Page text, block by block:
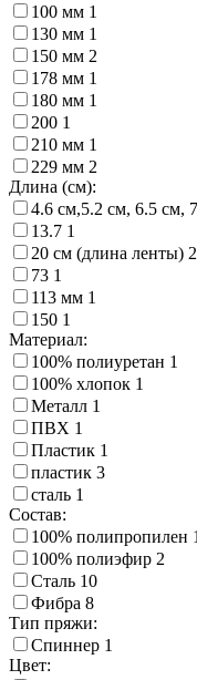
100 мм 1
130 мм 1
150 мм 2
178 мм 1
180 мм 1
200 1
210 мм 1
229 мм 2
Длина (см):
4.6 см,5.2 см, 6.5 см,
13.7 1
20 см (длина ленты) 2
73 1
113 мм 1
150 1
Материал:
100% полиуретан 1
100% хлопок 1
Металл 1
ПВХ 1
Пластик 1
пластик 3
сталь 1
Состав:
100% полипропилен 1
100% полиэфир 2
Сталь 10
Фибра 8
Тип пряжи:
Спиннер 1
Цвет: